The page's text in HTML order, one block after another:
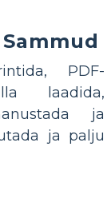
PDF-
laadida,
ja
ja palju